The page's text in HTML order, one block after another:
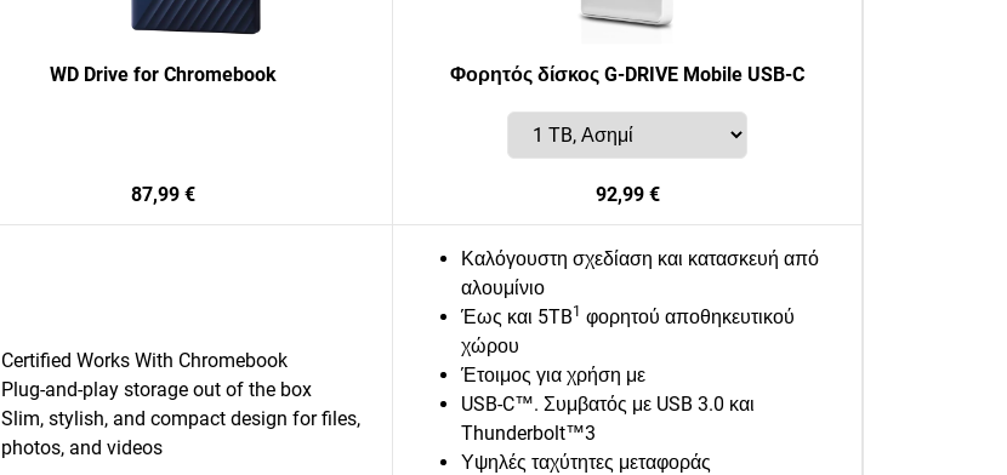
WD Drive for Chromebook
87,99 €
Φορητός δίσκος G-DRIVE Mobile USB-C
92,99 €
Certified Works With Chromebook
Plug-and-play storage out of the box
Slim, stylish, and compact design for files,
photos, and videos
Καλόγουστη σχεδίαση και κατασκευή από
αλουμίνιο
Έως και 5TB1 φορητού αποθηκευτικού
χώρου
Έτοιμος για χρήση με
USB-C™. Συμβατός με USB 3.0 και
Thunderbolt™3
Υψηλές ταχύτητες μεταφοράς